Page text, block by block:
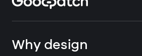
Why design